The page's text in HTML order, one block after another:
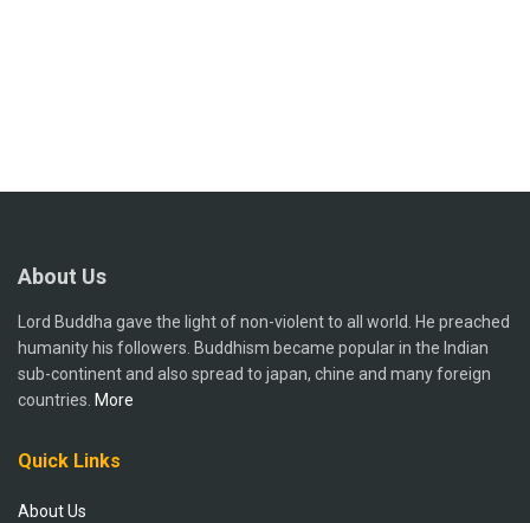
About Us
Lord Buddha gave the light of non-violent to all world. He preached
humanity his followers. Buddhism became popular in the Indian
sub-continent and also spread to japan, chine and many foreign
countries. More
Quick Links
About Us